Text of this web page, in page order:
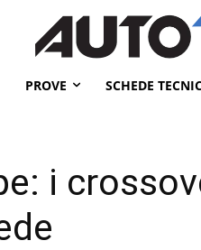
PROVE SCHEDE
i